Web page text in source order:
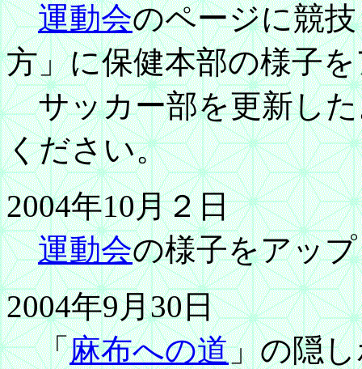
運動会のページに競
方」に保健本部の様子
サッカー部を更新した
ください。
2004年10月２日
運動会の様子をアッ
2004年9月30日
「麻布への道」の隠